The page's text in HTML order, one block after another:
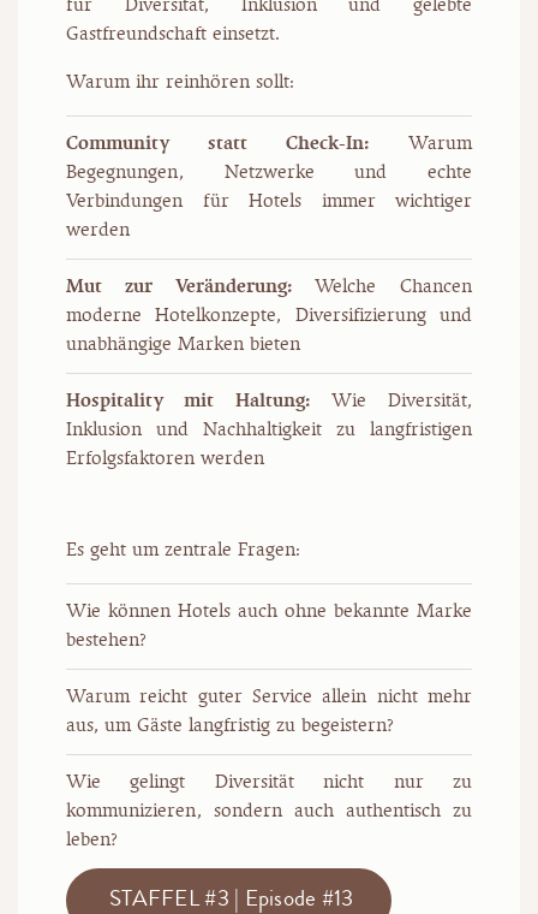
für Diversität, Inklusion und gelebte
Gastfreundschaft einsetzt.
Warum ihr reinhören sollt:
Community statt Check-In: Warum
Begegnungen, Netzwerke und echte
Verbindungen für Hotels immer wichtiger
werden
Mut zur Veränderung:Welche Chancen
moderne Hotelkonzepte, Diversifizierung und
unabhängige Marken bieten
Hospitality mit Haltung:Wie Diversität,
Inklusion und Nachhaltigkeit zu langfristigen
Erfolgsfaktoren werden
Es geht um zentrale Fragen:
Wie können Hotels auch ohne bekannte Marke
bestehen?
Warum reicht guter Service allein nicht mehr
aus, um Gäste langfristig zu begeistern?
Wie gelingt Diversität nicht nur zu
kommunizieren, sondern auch authentisch zu
leben?
STAFFEL #3 | Episode #13